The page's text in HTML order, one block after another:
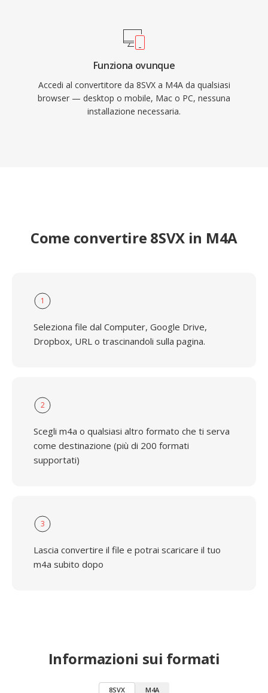
Funziona ovunque
Accedi al convertitore da 8SVX a M4A da qualsiasi
browser — desktop o mobile, Mac o PC, nessuna
installazione necessaria.
Come convertire 8SVX in M4A
1
Seleziona file dal Computer, Google Drive,
Dropbox, URL o trascinandoli sulla pagina.
2
Scegli m4a o qualsiasi altro formato che ti serva
come destinazione (più di 200 formati
supportati)
3
Lascia convertire il file e potrai scaricare il tuo
m4a subito dopo
Informazioni sui formati
8SVX M4A